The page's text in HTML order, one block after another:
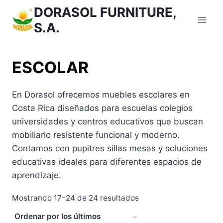
Contenido
DORASOL FURNITURE,
S.A.
ESCOLAR
En Dorasol ofrecemos muebles escolares en
Costa Rica diseñados para escuelas colegios
universidades y centros educativos que buscan
mobiliario resistente funcional y moderno.
Contamos con pupitres sillas mesas y soluciones
educativas ideales para diferentes espacios de
aprendizaje.
Mostrando 17–24 de 24 resultadosOrdenado